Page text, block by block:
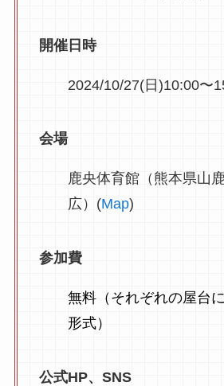
開催日時
2024/10/27(日)10:00〜
会場
鹿央体育館（熊本県山
広）(Map)
参加費
無料（それぞれの屋台
形式）
公式HP、SNS